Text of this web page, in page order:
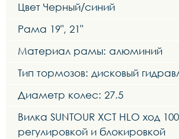
Цвет Черный/синий
Рама 19", 21"
Материал рамы: алюминий
Тип тормозов: дисковый
Диаметр колес: 27.5
Вилка SUNTOUR XCT HLO ход
регулировкой и блокировкой